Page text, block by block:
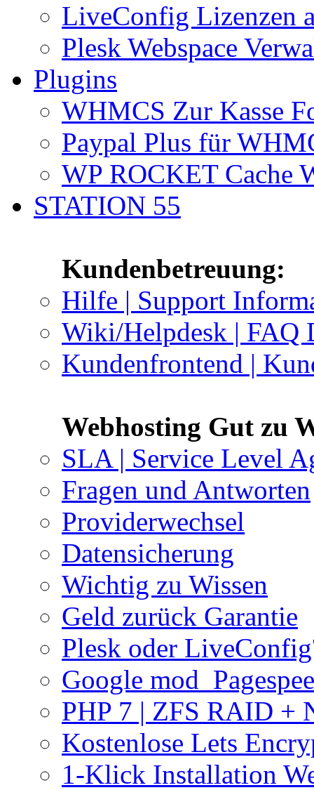
LiveConfig Lizenzen
Plesk Webspace
Plugins
WHMCS Zur Kasse
Paypal Plus für
WP ROCKET Cache
STATION 55
Kundenbetreuung:
Hilfe | Support
Wiki/Helpdesk | FAQ
Kundenfrontend |
Webhosting Gut zu
SLA | Service Level
Fragen und Antworten
Providerwechsel
Datensicherung
Wichtig zu Wissen
Geld zurück Garantie
Plesk oder
Google
PHP 7 | ZFS RAID +
Kostenlose Lets
1-Klick Installation